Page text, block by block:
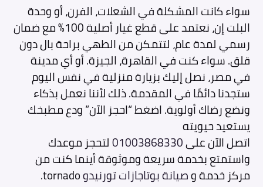
سواء كانت المشكلة في الشعلات، الفرن، أو وحدة
البلت إن، نعتمد على قطع غيار أصلية 100% مع ضمان
رسمي لمدة عام، لتتمكن من الطهي براحة بال دون
قلق. سواء كنت في القاهرة، الجيزة. أو أي مدينة
في مصر، نصل إليك بزيارة منزلية في نفس اليوم
ستجدنا دائمًا في المقدمة. ذلك لأننا نعمل بذكاء
ونضع رضاك أولوية. اضغط “احجز الآن” ودع مطبخك
يستعيد حيويته
اتصل الآن على01003868330لتحجز موعدك
واستمتع بخدمة سريعة وموثوقة أينما كنت من
مركز خدمة وصيانة بوتاجازات تورنيدو